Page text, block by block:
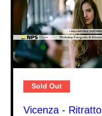
Sold Out
Vicenza - Ritratto